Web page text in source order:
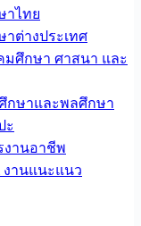
าไทย
าต่างประเทศ
มศึกษา ศาสนา และ
กษาและพลศึกษา
ะ
งานอาชีพ
านแนะแนว